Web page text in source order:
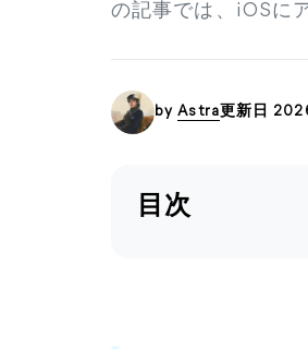
の記事では、iOSに
byAstra更新日
目次